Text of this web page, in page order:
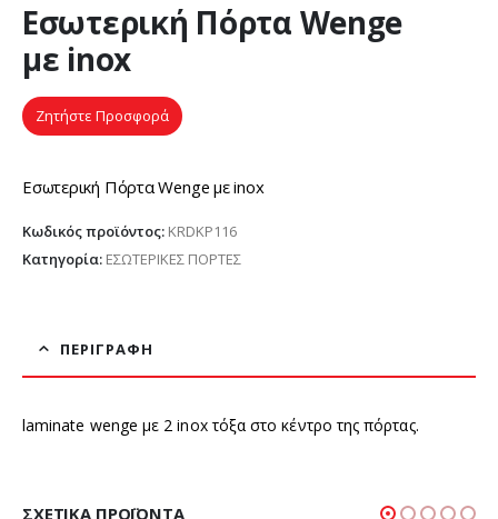
Εσωτερική Πόρτα Wenge
με inox
Ζητήστε Προσφορά
Εσωτερική Πόρτα Wenge με inox
Κωδικός προϊόντος: KRDKP116
Κατηγορία: ΕΣΩΤΕΡΙΚΕΣ ΠΟΡΤΕΣ
ΠΕΡΙΓΡΑΦΉ
laminate wenge με 2 inox τόξα στο κέντρο της πόρτας.
ΣΧΕΤΙΚΆ ΠΡΟΪΌΝΤΑ